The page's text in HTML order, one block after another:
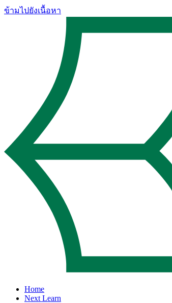
ข้ามไปยังเนื้อหา
Home
Next Learn